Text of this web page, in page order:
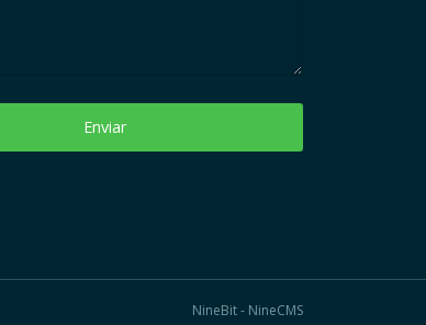
Enviar
NineBit - NineCMS